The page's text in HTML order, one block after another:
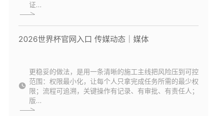
证...
2026世界杯官网入口 传媒动态｜媒体
更稳妥的做法，是用一条清晰的施工主线把风险压到可控
范围：权限最小化，让每个人只拿完成任务所需的最少权
限；流程可追溯，关键操作有记录、有审批、有责任人；
版...